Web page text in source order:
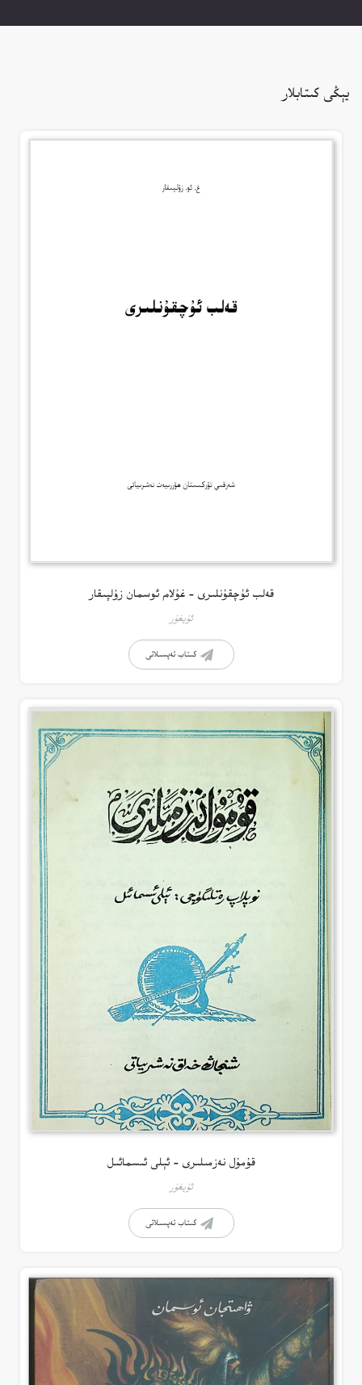
يېڭى كىتابلار
قەلب ئۇچقۇنلىرى – غۇلام ئوسمان زۇلپىقار
ئۇيغۇر
كىتاب تەپسىلاتى
قۇمۇل نەزمىلىرى – ئېلى ئىسمائىل
ئۇيغۇر
كىتاب تەپسىلاتى